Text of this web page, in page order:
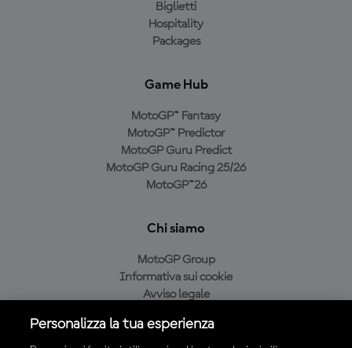
Biglietti
Hospitality
Packages
Game Hub
MotoGP™ Fantasy
MotoGP™ Predictor
MotoGP Guru Predict
MotoGP Guru Racing 25/26
MotoGP™26
Chi siamo
MotoGP Group
Informativa sui cookie
Avviso legale
Condizioni di acquisto
Personalizza la tua esperienza